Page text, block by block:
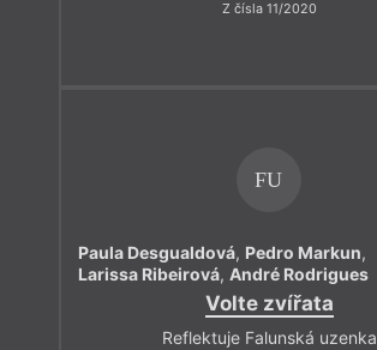
Z čísla 11/2020
FU
Paula Desgualdová, Pedro Markun,
Larissa Ribeirová, André Rodrigues
Volte zvířata
Reflektuje Falunská uzenka